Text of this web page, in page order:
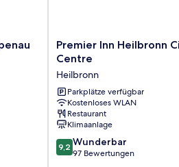
Screen
And
Tea
Screen
Television
Premier
Inn
City
Centre
Heilbronn
Premier Inn Heilbronn
Centre
Heilbronn
Parkplätze verfügbar
Kostenloses WLAN
Restaurant
Klimaanlage
9.2
von
9,2 Wunderbar
97 Bewertungen